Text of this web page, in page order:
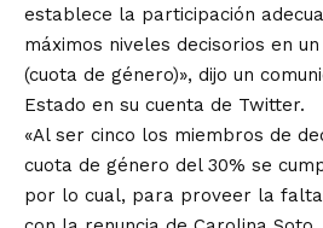
establece la participación
máximos niveles decisorios en
(cuota de género)», dijo un
Estado en su cuenta de Twitter.
«Al ser cinco los miembros de
cuota de género del 30% se
por lo cual, para proveer la